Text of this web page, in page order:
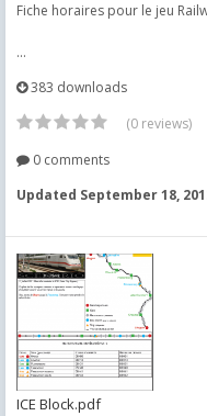
Fiche horaires pour le jeu
...
383 downloads
(0 reviews)
0 comments
Updated September 18,
ICE Block.pdf